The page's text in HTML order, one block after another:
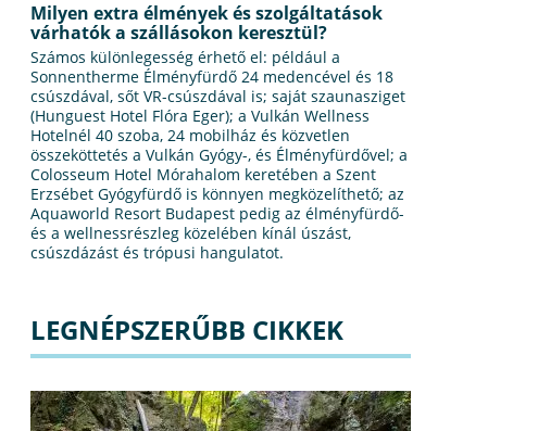
Milyen extra élmények és szolgáltatások
várhatók a szállásokon keresztül?
Számos különlegesség érhető el: például a
Sonnentherme Élményfürdő 24 medencével és 18
csúszdával, sőt VR-csúszdával is; saját szaunasziget
(Hunguest Hotel Flóra Eger); a Vulkán Wellness
Hotelnél 40 szoba, 24 mobilház és közvetlen
összeköttetés a Vulkán Gyógy-, és Élményfürdővel; a
Colosseum Hotel Mórahalom keretében a Szent
Erzsébet Gyógyfürdő is könnyen megközelíthető; az
Aquaworld Resort Budapest pedig az élményfürdő-
és a wellnessrészleg közelében kínál úszást,
csúszdázást és trópusi hangulatot.
LEGNÉPSZERŰBB CIKKEK